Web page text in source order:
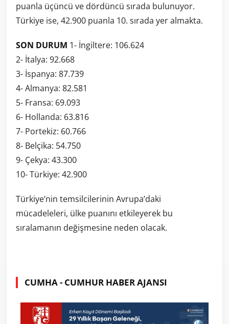
puanla üçüncü ve dördüncü sırada bulunuyor.
Türkiye ise, 42.900 puanla 10. sırada yer almakta.
SON DURUM 1- İngiltere: 106.624
2- İtalya: 92.668
3- İspanya: 87.739
4- Almanya: 82.581
5- Fransa: 69.093
6- Hollanda: 63.816
7- Portekiz: 60.766
8- Belçika: 54.750
9- Çekya: 43.300
10- Türkiye: 42.900
Türkiye’nin temsilcilerinin Avrupa’daki
mücadeleleri, ülke puanını etkileyerek bu
sıralamanın değişmesine neden olacak.
CUMHA - CUMHUR HABER AJANSI